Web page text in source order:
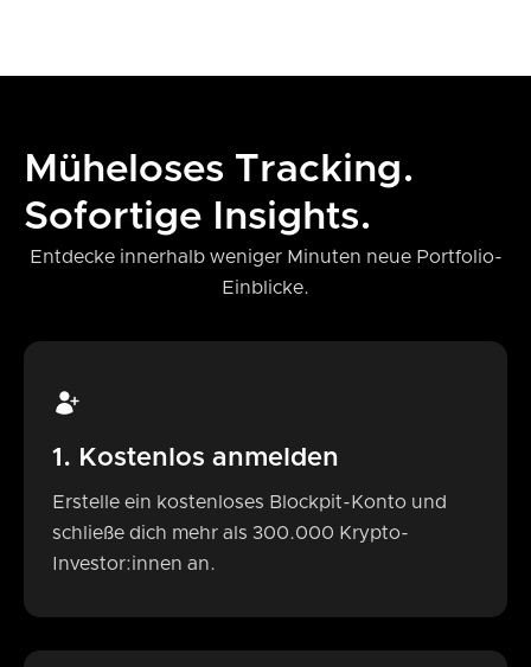
Müheloses Tracking.
Sofortige Insights.
Entdecke innerhalb weniger Minuten neue Portfolio-
Einblicke.
1. Kostenlos anmelden
Erstelle ein kostenloses Blockpit-Konto und
schließe dich mehr als 300.000 Krypto-
Investor:innen an.